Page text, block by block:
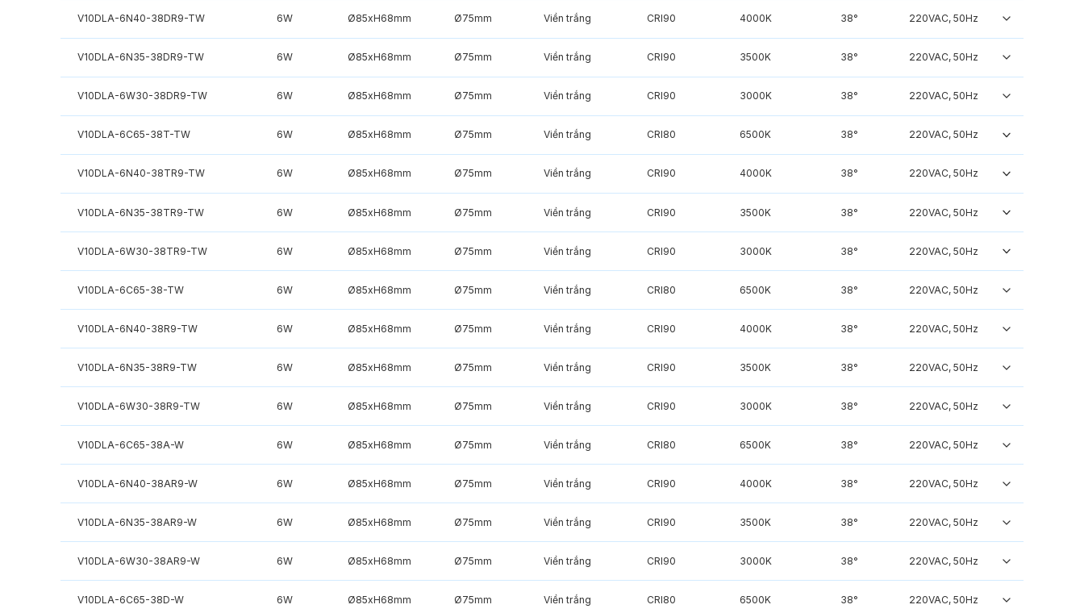
V10DLA-6N40-38DR9-TW 6W Ø85xH68mm Ø75mm Viền trắng CRI90 4000K 38° 220VAC, 50Hz
V10DLA-6N35-38DR9-TW 6W Ø85xH68mm Ø75mm Viền trắng CRI90 3500K 38° 220VAC, 50Hz
V10DLA-6W30-38DR9-TW 6W Ø85xH68mm Ø75mm Viền trắng CRI90 3000K 38° 220VAC, 50Hz
V10DLA-6C65-38T-TW 6W Ø85xH68mm Ø75mm Viền trắng CRI80 6500K 38° 220VAC, 50Hz
V10DLA-6N40-38TR9-TW 6W Ø85xH68mm Ø75mm Viền trắng CRI90 4000K 38° 220VAC, 50Hz
V10DLA-6N35-38TR9-TW 6W Ø85xH68mm Ø75mm Viền trắng CRI90 3500K 38° 220VAC, 50Hz
V10DLA-6W30-38TR9-TW 6W Ø85xH68mm Ø75mm Viền trắng CRI90 3000K 38° 220VAC, 50Hz
V10DLA-6C65-38-TW 6W Ø85xH68mm Ø75mm Viền trắng CRI80 6500K 38° 220VAC, 50Hz
V10DLA-6N40-38R9-TW 6W Ø85xH68mm Ø75mm Viền trắng CRI90 4000K 38° 220VAC, 50Hz
V10DLA-6N35-38R9-TW 6W Ø85xH68mm Ø75mm Viền trắng CRI90 3500K 38° 220VAC, 50Hz
V10DLA-6W30-38R9-TW 6W Ø85xH68mm Ø75mm Viền trắng CRI90 3000K 38° 220VAC, 50Hz
V10DLA-6C65-38A-W 6W Ø85xH68mm Ø75mm Viền trắng CRI80 6500K 38° 220VAC, 50Hz
V10DLA-6N40-38AR9-W 6W Ø85xH68mm Ø75mm Viền trắng CRI90 4000K 38° 220VAC, 50Hz
V10DLA-6N35-38AR9-W 6W Ø85xH68mm Ø75mm Viền trắng CRI90 3500K 38° 220VAC, 50Hz
V10DLA-6W30-38AR9-W 6W Ø85xH68mm Ø75mm Viền trắng CRI90 3000K 38° 220VAC, 50Hz
V10DLA-6C65-38D-W 6W Ø85xH68mm Ø75mm Viền trắng CRI80 6500K 38° 220VAC, 50Hz